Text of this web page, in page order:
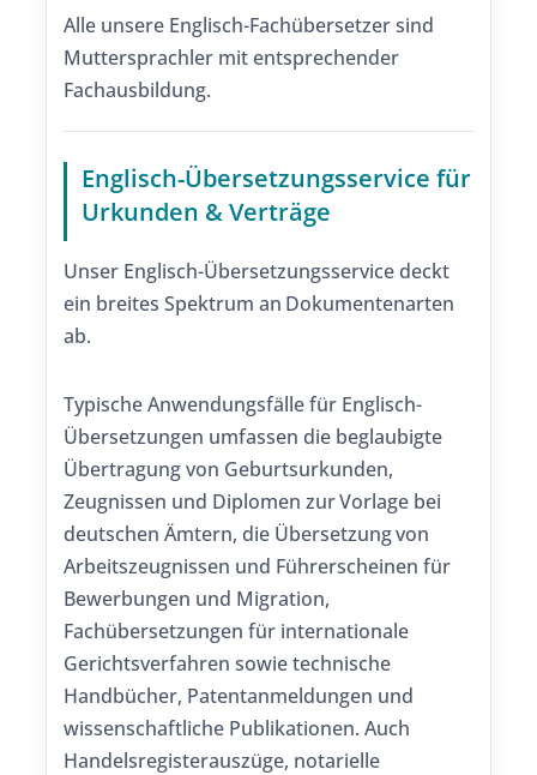
Alle unsere Englisch-Fachübersetzer sind
Muttersprachler mit entsprechender
Fachausbildung.
Englisch-Übersetzungsservice für
Urkunden & Verträge
Unser Englisch-Übersetzungsservice deckt
ein breites Spektrum an Dokumentenarten
ab.
Typische Anwendungsfälle für Englisch-
Übersetzungen umfassen die beglaubigte
Übertragung von Geburtsurkunden,
Zeugnissen und Diplomen zur Vorlage bei
deutschen Ämtern, die Übersetzung von
Arbeitszeugnissen und Führerscheinen für
Bewerbungen und Migration,
Fachübersetzungen für internationale
Gerichtsverfahren sowie technische
Handbücher, Patentanmeldungen und
wissenschaftliche Publikationen. Auch
Handelsregisterauszüge, notarielle